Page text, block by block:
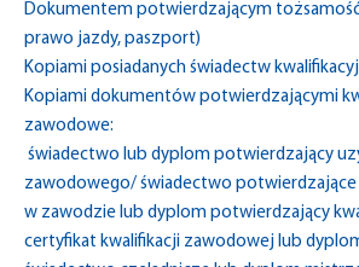
Dokumentem potwierdzającym
prawo jazdy, paszport)
Kopiami posiadanych świadectw
Kopiami dokumentów potwierdzającymi
zawodowe:
świadectwo lub dyplom potwierdzający
zawodowego/ świadectwo
w zawodzie lub dyplom potwierdzający
certyfikat kwalifikacji zawodowej lub